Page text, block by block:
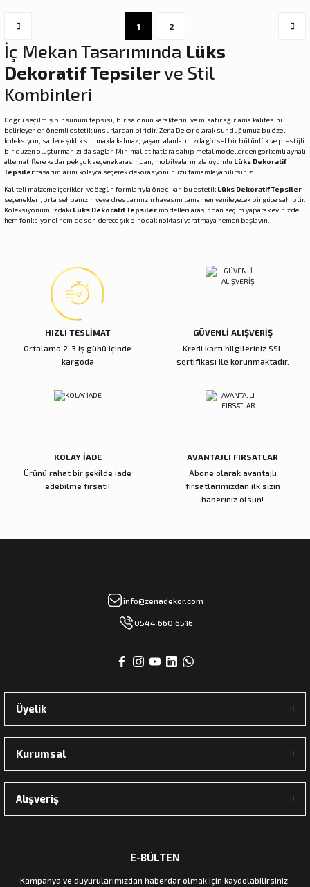
1 2
İç Mekan Tasarımında Lüks
Dekoratif Tepsilerve Stil
Kombinleri
Doğru seçilmiş bir sunum tepsisi, bir salonun karakterini ve misafir ağırlama kalitesini
belirleyen en önemli estetik unsurlardan biridir. Zena Dekor olarak sunduğumuz bu özel
koleksiyon, sadece şıklık sunmakla kalmaz, yaşam alanlarınızda görsel bir bütünlük ve prestijli
bir düzen oluşturmanızı da sağlar. Minimalist hatlara sahip metal modellerden görkemli aynalı
alternatiflere kadar pek çok seçenek arasından, mobilyalarınızla uyumlu Lüks Dekoratif
Tepsilertasarımlarını kolayca seçerek dekorasyonunuzu tamamlayabilirsiniz.
Kaliteli malzeme içerikleri ve özgün formlarıyla öne çıkan bu estetik Lüks Dekoratif Tepsiler
seçenekleri, orta sehpanızın veya dresuarınızın havasını tamamen yenileyecek bir güce sahiptir.
Koleksiyonumuzdaki Lüks Dekoratif Tepsiler modelleri arasından seçim yaparak evinizde
hem fonksiyonel hem de son derece şık bir odak noktası yaratmaya hemen başlayın.
HIZLI TESLİMAT
Ortalama 2-3 iş günü içinde
kargoda
GÜVENLİ ALIŞVERİŞ
Kredi kartı bilgileriniz SSL
sertifikası ile korunmaktadır.
KOLAY İADE
Ürünü rahat bir şekilde iade
edebilme fırsatı!
AVANTAJLI FIRSATLAR
Abone olarak avantajlı
fırsatlarımızdan ilk sizin
haberiniz olsun!
info@zenadekor.com
0544 660 6516
Üyelik
Kurumsal
Alışveriş
E-BÜLTEN
Kampanya ve duyurularımızdan haberdar olmak için kaydolabilirsiniz.